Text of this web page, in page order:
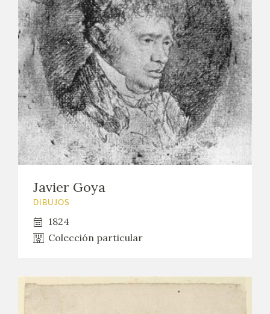
Javier Goya
DIBUJOS
1824
Colección particular